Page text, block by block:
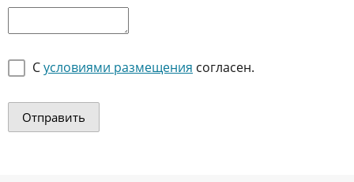
Сусловиями размещения согласен.